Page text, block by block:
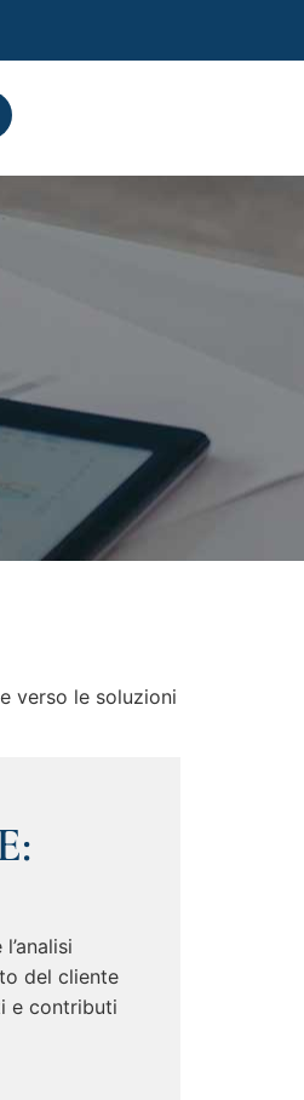
verso le soluzioni
del cliente
e contributi